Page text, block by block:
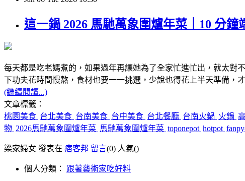
這一鍋 2026 馬馳萬象圍爐年菜｜10 分
每天都是吃老媽煮的，如果過年再讓她為了全家忙進忙出，就太對
下功夫花時間慢熬，食材也要一一挑選，少說也得花上半天準備，
(繼續閱讀...)
文章標籤：
桃園美食 台北美食 台南美食 台中美食 台北餐廳 台南火鍋 火鍋
物 2026馬馳萬象圍爐年菜 馬馳萬象圍爐年菜 toponepot hotpot
梁家婦女 發表在 痞客邦 留言(0) 人氣()
個人分類： 跟著藝術家吃好料